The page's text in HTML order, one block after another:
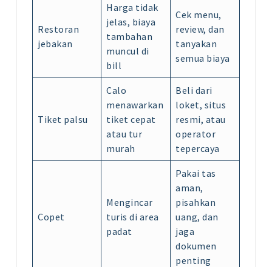
Restoran
jebakan
Harga tidak
jelas, biaya
tambahan
muncul di
bill
Cek menu,
review, dan
tanyakan
semua biaya
Tiket palsu
Calo
menawarkan
tiket cepat
atau tur
murah
Beli dari
loket, situs
resmi, atau
operator
tepercaya
Copet
Mengincar
turis di area
padat
Pakai tas
aman,
pisahkan
uang, dan
jaga
dokumen
penting